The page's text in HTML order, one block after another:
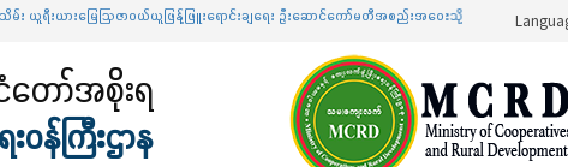
မြေဩဇာဝယ်ယူဖြန့်ဖြူးရောင်းချရေး ဦးဆောင်ကော်မတီအစည်းအဝေးသို့ တက်ရောက်....... ပြည်ထောင်
တော်အစိုးရ
ဝန်ကြီးဌာန